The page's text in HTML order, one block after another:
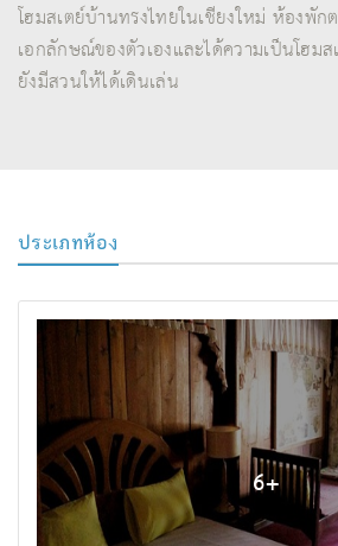
โฮมสเตย์บ้านทรงไทยในเชียงใหม่ ห้องพัก
เอกลักษณ์ของตัวเองและได้ความเป็นโฮม
ยังมีสวนให้ได้เดินเล่น
ประเภทห้อง
6+